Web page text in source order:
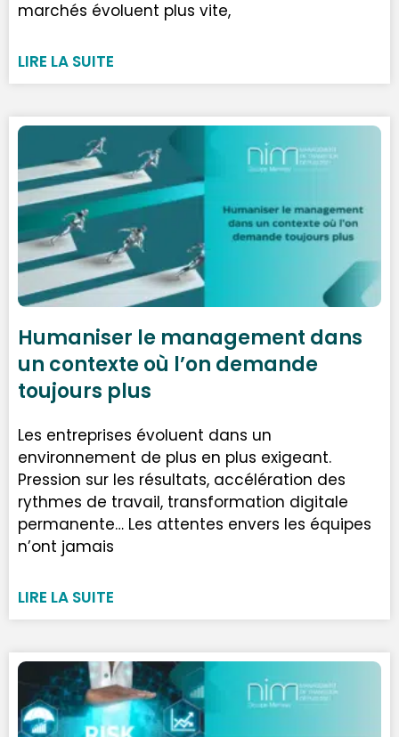
marchés évoluent plus vite,
LIRE LA SUITE
Humaniser le management dans
un contexte où l’on demande
toujours plus
Les entreprises évoluent dans un
environnement de plus en plus exigeant.
Pression sur les résultats, accélération des
rythmes de travail, transformation digitale
permanente… Les attentes envers les équipes
n’ont jamais
LIRE LA SUITE